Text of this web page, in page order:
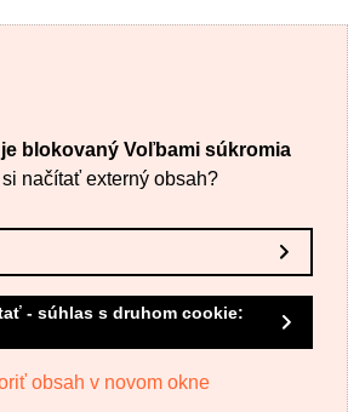
blokovaný Voľbami súkromia
načítať externý obsah?
- súhlas s druhom cookie:
obsah v novom okne